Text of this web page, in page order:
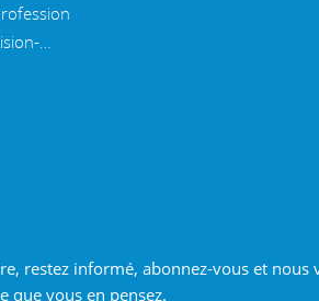
une
système
WTS
restez informé, abonnez-vous et nous
que vous en pensez.